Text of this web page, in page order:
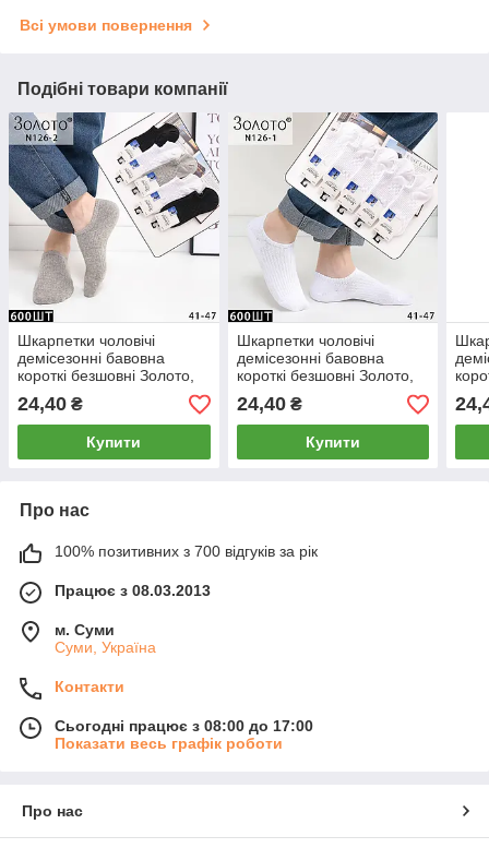
Всі умови повернення
Подібні товари компанії
Шкарпетки чоловічі
демісезонні бавовна
короткі безшовні Золото,
розмір 41-47, асорті, 126-
2
24,40 ₴
Купити
Шкарпетки чоловічі
демісезонні бавовна
короткі безшовні Золото,
розмір 41-47, білі, 126-1
24,40₴
Купити
Про нас
100% позитивних з 700 відгуків за рік
Працює з 08.03.2013
м. Суми
Суми, Україна
Контакти
Сьогодні працює з 08:00 до 17:00
Показати весь графік роботи
Про нас